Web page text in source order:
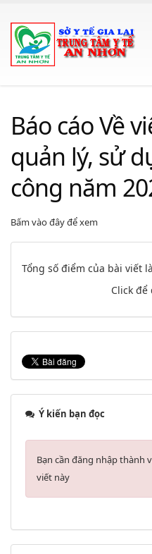
Báo cáo Về
quản lý, sử
công năm
Bấm vào đây để xem
Tổng số điểm của bài viết
Click
Ý kiến bạn đọc
Bạn cần đăng nhập thành
viết này